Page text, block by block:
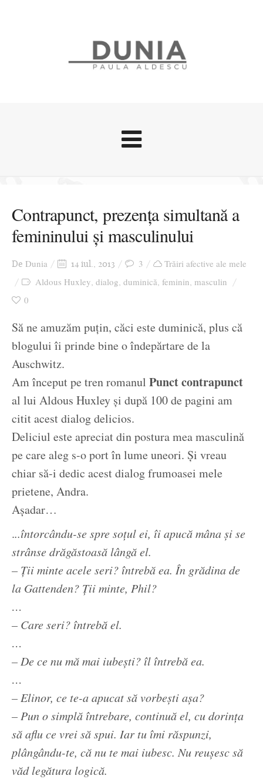
Zice Dunia
Călătorii
Cursuri povestite
Ziua culorii
Contrapunct, prezența simultană a
femininului și masculinului
De Dunia 14 iul., 2013 3
Trăiri afective ale mele
Aldous Huxley, dialog, duminică, feminin, masculin
0
Să ne amuzăm puțin, căci este duminică, plus că
blogului îi prinde bine o îndepărtare de la
Auschwitz.
Am început pe tren romanul Punct contrapunct
al lui Aldous Huxley și după 100 de pagini am
citit acest dialog delicios.
Deliciul este apreciat din postura mea masculină
pe care aleg s-o port în lume uneori. Și vreau
chiar să-i dedic acest dialog frumoasei mele
prietene, Andra.
Așadar…
...întorcându-se spre soțul ei, îi apucă mâna și se
strânse drăgăstoasă lângă el.
– Ții minte acele seri? întrebă ea. În grădina de
la Gattenden? Ții minte, Phil?
…
– Care seri? întrebă el.
…
– De ce nu mă mai iubești? îl întrebă ea.
…
– Elinor, ce te-a apucat să vorbești așa?
– Pun o simplă întrebare, continuă el, cu dorința
să aflu ce vrei să spui. Iar tu îmi răspunzi,
plângându-te, că nu te mai iubesc. Nu reușesc să
văd legătura logică.